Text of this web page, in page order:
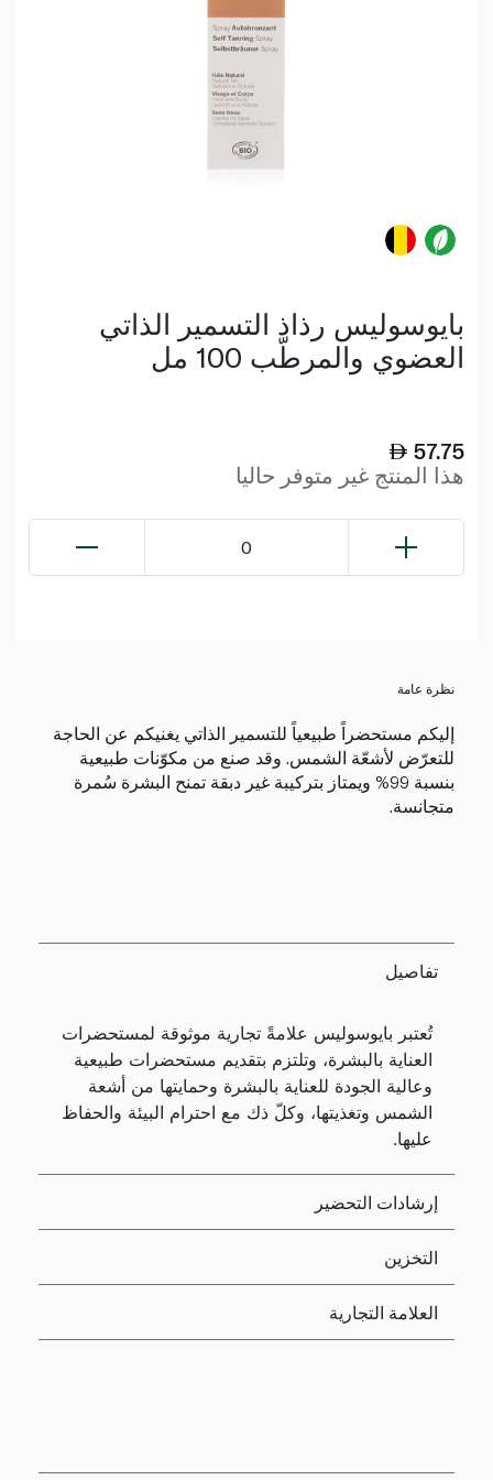
بايوسوليس رذاذ التسمير الذاتي
العضوي والمرطّب 100 مل
57.75
هذا المنتج غير متوفر حاليا
0
نظرة عامة
إليكم مستحضراً طبيعياً للتسمير الذاتي يغنيكم عن الحاجة
للتعرّض لأشعّة الشمس. وقد صنع من مكوّنات طبيعية
بنسبة 99% ويمتاز بتركيبة غير دبقة تمنح البشرة سُمرة
متجانسة.
تفاصيل
تُعتبر بايوسوليس علامةً تجارية موثوقة لمستحضرات
العناية بالبشرة، وتلتزم بتقديم مستحضرات طبيعية
وعالية الجودة للعناية بالبشرة وحمايتها من أشعة
الشمس وتغذيتها، وكلّ ذك مع احترام البيئة والحفاظ
عليها.
إرشادات التحضير
التخزين
العلامة التجارية